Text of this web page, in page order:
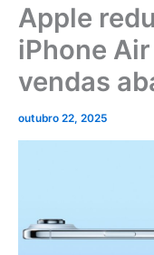
Apple
iPhone
vendas
outubro 22, 2025